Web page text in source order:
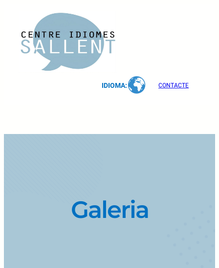
contingut
IDIOMA: CONTACTE
Galeria